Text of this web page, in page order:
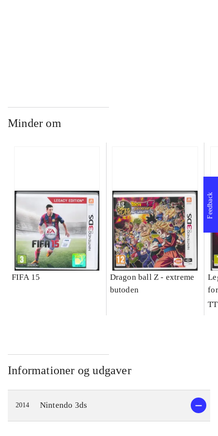
Minder om
FIFA 15
Dragon ball Z - extreme
butoden
Informationer og udgaver
2014 Nintendo 3ds
Feedback